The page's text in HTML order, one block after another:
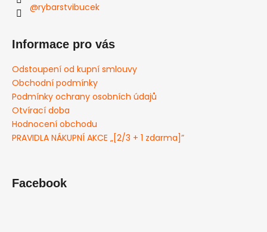
@rybarstvibucek
Informace pro vás
Odstoupení od kupní smlouvy
Obchodní podmínky
Podmínky ochrany osobních údajů
Otvírací doba
Hodnocení obchodu
PRAVIDLA NÁKUPNÍ AKCE „[2/3 + 1 zdarma]”
Facebook